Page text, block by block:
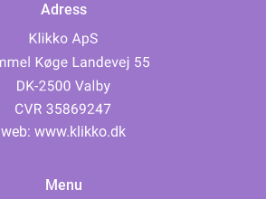
Adress
web: www.klikko.dk
Menu